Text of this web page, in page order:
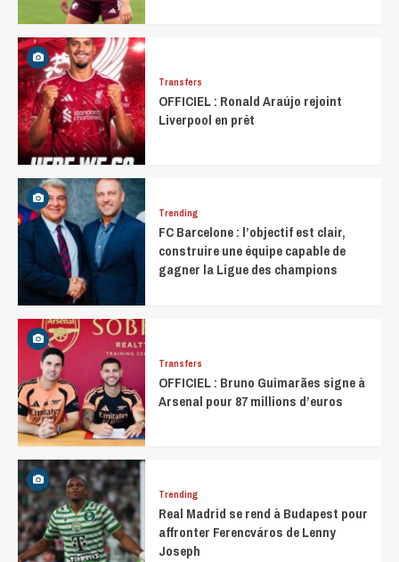
Transfers
OFFICIEL : Ronald Araújo rejoint
Liverpool en prêt
Trending
FC Barcelone : l’objectif est clair,
construire une équipe capable de
gagner la Ligue des champions
Transfers
OFFICIEL : Bruno Guimarães signe à
Arsenal pour 87 millions d’euros
Trending
Real Madrid se rend à Budapest pour
affronter Ferencváros de Lenny
Joseph